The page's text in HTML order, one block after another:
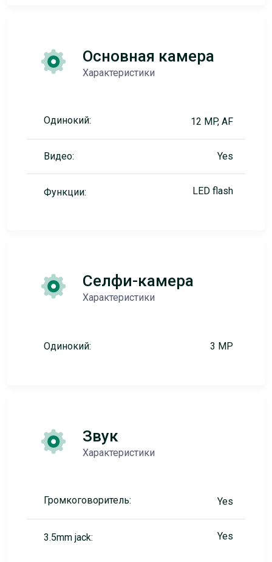
Основная камера
Характеристики
Одинокий: 12 MP, AF
Видео: Yes
Функции: LED flash
Селфи-камера
Характеристики
Одинокий: 3 MP
Звук
Характеристики
Громкоговоритель: Yes
3.5mm jack: Yes